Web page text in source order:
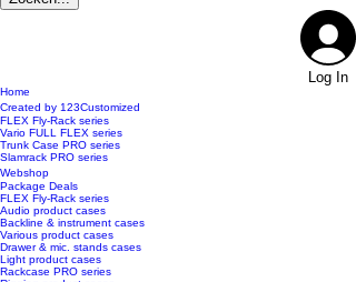
Log In
Home
Created by 123Customized
FLEX Fly-Rack series
Vario FULL FLEX series
Trunk Case PRO series
Slamrack PRO series
Webshop
Package Deals
FLEX Fly-Rack series
Audio product cases
Backline & instrument cases
Various product cases
Drawer & mic. stands cases
Light product cases
Rackcase PRO series